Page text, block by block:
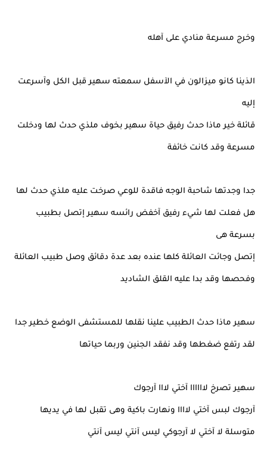
وخرج مسرعة منادي على آهله
الذينا كانو ميزالون في الآسفل سمعته سهير قبل الكل وآسرعت
إليه
قائلة خير ماذا حدث رفيق حياة سهير بخوف ملذي حدث لها ودخلت
مسرعة وقد كانت خائفة
جدا وجدتها شاحبة الوجه فاقدة للوعي صرخت عليه ملذي حدث لها
هل فعلت لها شيء رفيق آخفض رائسه سهير إتصل بطبيب
بسرعة هى
إتصل وجائت العائلة كلها عنده بعد عدة دقائق وصل طبيب العائلة
وفحصها وقد بدا عليه القلق الشاديد
سهير ماذا حدث الطبيب علينا نقلها للمستشفى الوضع خطير جدا
لقد رتفع ضغطها وقد نفقد الجنين وربما حياتها
سهير تصرخ لاااااا آختي لااا آرجوك
آرجوك لبس آختي لاااا ونهارت باكية وهى تقبل لها في يديها
متوسلة لا آختي لا آرجوكي ليس آنتي ليس آنتي